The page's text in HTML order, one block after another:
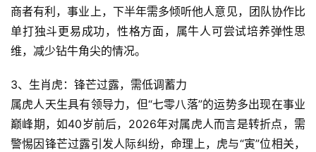
商者有利，事业上，下半年需多倾听他人意见，团队协作比
单打独斗更易成功，性格方面，属牛人可尝试培养弹性思
维，减少钻牛角尖的情况。
3、生肖虎：锋芒过露，需低调蓄力
属虎人天生具有领导力，但“七零八落”的运势多出现在事业
巅峰期，如40岁前后，2026年对属虎人而言是转折点，需
警惕因锋芒过露引发人际纠纷，命理上，虎与“寅”位相关，